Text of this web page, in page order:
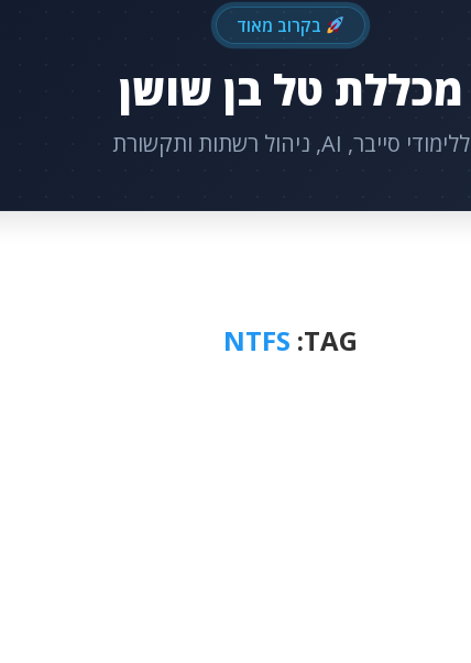
בקרוב מאוד
מכללת טל בן שושן
ללימודי סייבר, AI, ניהול רשתות ותקשורת
TAG:
NTFS